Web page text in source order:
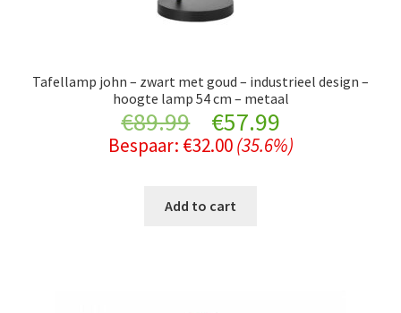
Tafellamp john – zwart met goud – industrieel design –
hoogte lamp 54 cm – metaal
€89.99
Original
price
was:
€57.99Current
price
Bespaar: €32.00 (35.6%)
Add to cart